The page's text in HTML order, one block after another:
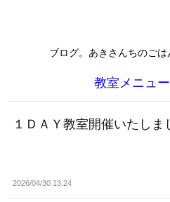
ブログ。あきさんちのご
教室メニュ
１ＤＡＹ教室開催いたしま
2026/04/30 13:24